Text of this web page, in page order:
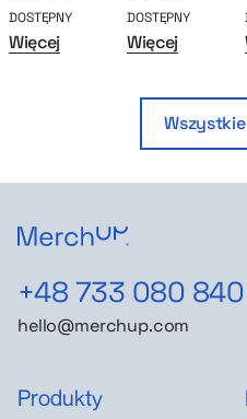
DOSTĘPNY
Więcej
DOSTĘPNY
Więcej
+48 733 080 840
hello@merchup.com
Produkty